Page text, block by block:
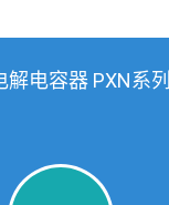
电容器 PXN系